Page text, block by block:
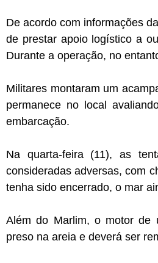
De acordo com informações
de prestar apoio logístico a
Durante a operação, no
Militares montaram um
permanece no local
embarcação.
Na quarta-feira (11), as
consideradas adversas, com
tenha sido encerrado, o mar
Além do Marlim, o motor de
preso na areia e deverá ser